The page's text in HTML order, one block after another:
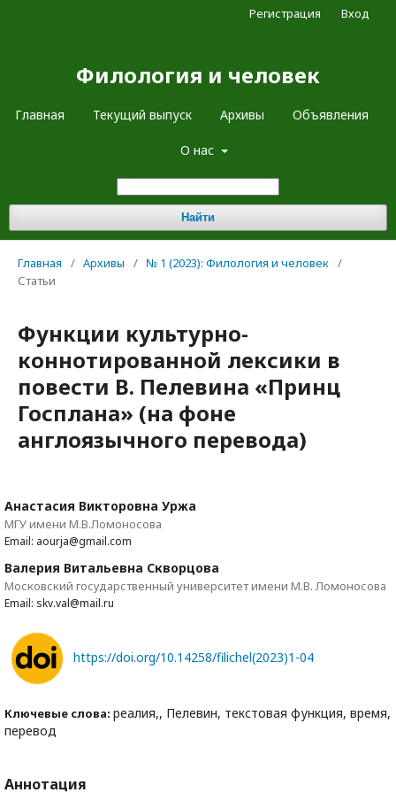
Филология и человек
Главная Текущий выпуск Архивы Объявления
О нас
Найти
Регистрация Вход
Главная / Архивы / № 1 (2023): Филология и человек /
Статьи
Функции культурно-
коннотированной лексики в
повести В. Пелевина «Принц
Госплана» (на фоне
англоязычного перевода)
Анастасия Викторовна Уржа
МГУ имени М.В.Ломоносова
Email: aourja@gmail.com
Валерия Витальевна Скворцова
Московский государственный университет имени М.В. Ломоносова
Email: skv.val@mail.ru
https://doi.org/10.14258/filichel(2023)1-04
Ключевые слова: реалия,, Пелевин, текстовая функция, время,
перевод
Аннотация